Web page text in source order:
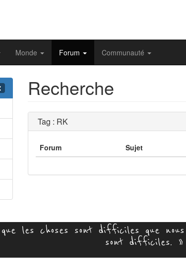
Monde Forum Communauté
Recherche
Tag : RK
Forum Sujet
les choses sont difficiles que
sont difficiles. »